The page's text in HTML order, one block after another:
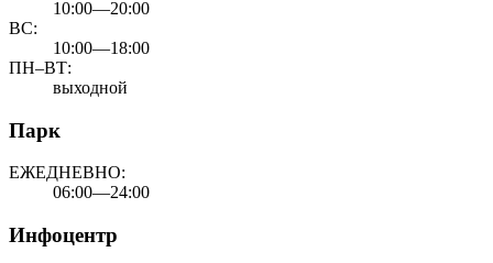
10:00—20:00
ВС:
10:00—18:00
ПН–ВТ:
выходной
Парк
ЕЖЕДНЕВНО:
06:00—24:00
Инфоцентр